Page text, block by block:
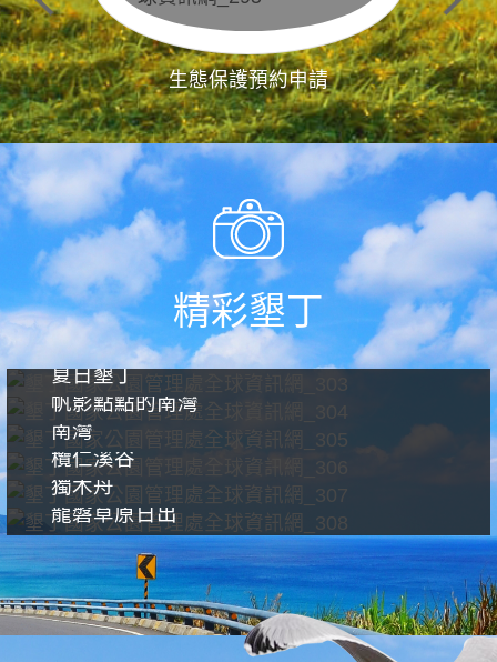
生態保護預約申請
精彩墾丁
夏日墾丁
帆影點點的南灣
南灣
欖仁溪谷
獨木舟
龍磐草原日出